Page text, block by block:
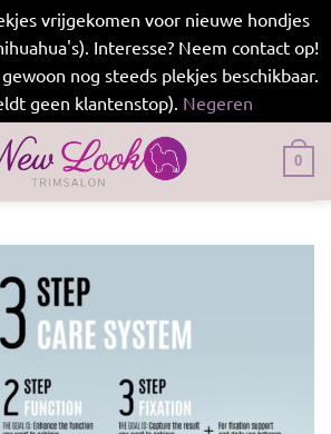
vrijgekomen voor nieuwe hondjes
Interesse? Neem contact op!
nog steeds plekjes beschikbaar.
geen klantenstop). Negeren
0